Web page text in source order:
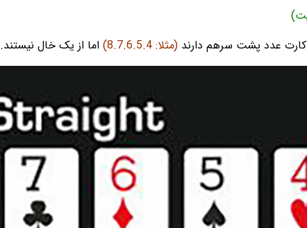
(مثلا: 8.7.6.5.4) اما از یک خال نیستند.